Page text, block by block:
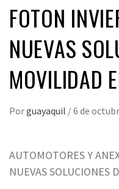
FOTON
NUEVAS
MOVILIDAD
Porguayaquil /6 de
AUTOMOTORES Y
NUEVAS SOLUCIONES